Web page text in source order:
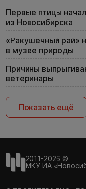
Первые птицы
из Новосибирска
«Ракушечный рай»
в музее природы
Причины
ветеринары
Показать ещё
2011-2026 ©
МКУ ИА